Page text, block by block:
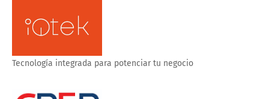
Tecnología integrada para potenciar tu negocio